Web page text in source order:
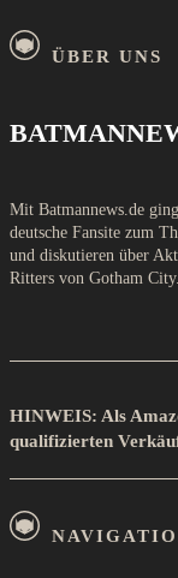
ÜBER UNS
Mit Batmannews.de
deutsche Fansite zum
und diskutieren über
Ritters von Gotham City.
HINWEIS: Als
qualifizierten